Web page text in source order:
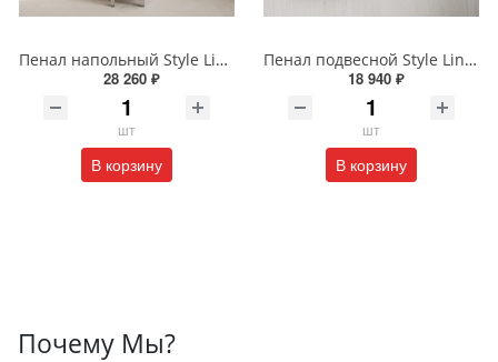
Пенал напольный Style Line МАРОККО 36 см ЛС-00002515 белый матовый
28 260 ₽
шт
В корзину
Пенал подвесной Style Line МАРОККО 36 см ЛС-00002523 белый матовый
18 940 ₽
шт
В корзину
Почему Мы?